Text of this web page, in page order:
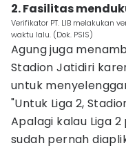
2. Fasilitas
Verifikator PT. LIB melakukan
waktu lalu. (Dok. PSIS)
Agung juga
Stadion Jatidiri
untuk
"Untuk Liga 2,
Apalagi kalau Liga
sudah pernah